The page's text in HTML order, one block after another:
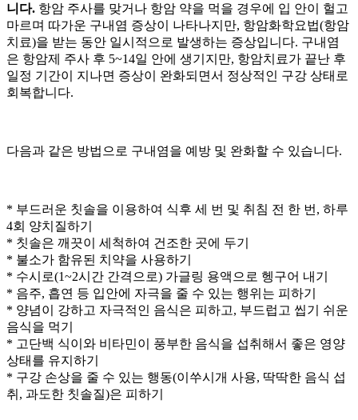
니다. 항암 주사를 맞거나 항암 약을 먹을 경우에 입 안이 헐고
마르며 따가운 구내염 증상이 나타나지만, 항암화학요법(항암
치료)을 받는 동안 일시적으로 발생하는 증상입니다. 구내염
은 항암제 주사 후 5~14일 안에 생기지만, 항암치료가 끝난 후
일정 기간이 지나면 증상이 완화되면서 정상적인 구강 상태로
회복합니다.
다음과 같은 방법으로 구내염을 예방 및 완화할 수 있습니다.
* 부드러운 칫솔을 이용하여 식후 세 번 및 취침 전 한 번, 하루
4회 양치질하기
* 칫솔은 깨끗이 세척하여 건조한 곳에 두기
* 불소가 함유된 치약을 사용하기
* 수시로(1~2시간 간격으로) 가글링 용액으로 헹구어 내기
* 음주, 흡연 등 입안에 자극을 줄 수 있는 행위는 피하기
* 양념이 강하고 자극적인 음식은 피하고, 부드럽고 씹기 쉬운
음식을 먹기
* 고단백 식이와 비타민이 풍부한 음식을 섭취해서 좋은 영양
상태를 유지하기
* 구강 손상을 줄 수 있는 행동(이쑤시개 사용, 딱딱한 음식 섭
취, 과도한 칫솔질)은 피하기